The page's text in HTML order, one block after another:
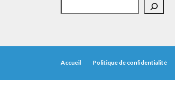
Accueil Politique de confidentialité